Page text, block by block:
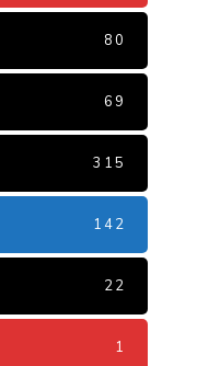
80
69
315
142
22
1